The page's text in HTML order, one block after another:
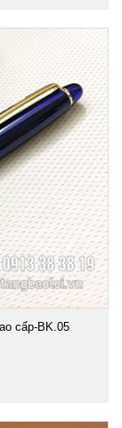
cấp-BK.05